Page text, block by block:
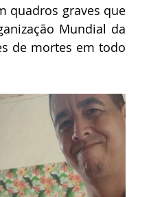
quadros graves que
Mundial da
de mortes em todo